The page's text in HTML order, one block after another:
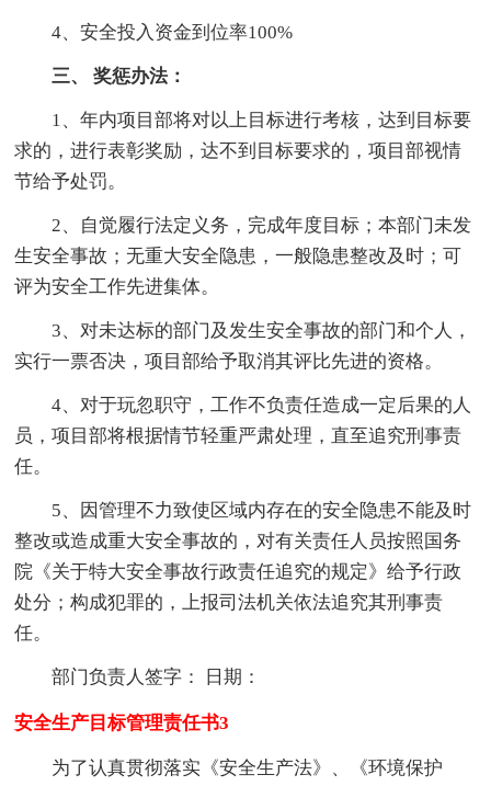
4、安全投入资金到位率100%
三、 奖惩办法：
1、年内项目部将对以上目标进行考核，达到目标要
求的，进行表彰奖励，达不到目标要求的，项目部视情
节给予处罚。
2、自觉履行法定义务，完成年度目标；本部门未发
生安全事故；无重大安全隐患，一般隐患整改及时；可
评为安全工作先进集体。
3、对未达标的部门及发生安全事故的部门和个人，
实行一票否决，项目部给予取消其评比先进的资格。
4、对于玩忽职守，工作不负责任造成一定后果的人
员，项目部将根据情节轻重严肃处理，直至追究刑事责
任。
5、因管理不力致使区域内存在的安全隐患不能及时
整改或造成重大安全事故的，对有关责任人员按照国务
院《关于特大安全事故行政责任追究的规定》给予行政
处分；构成犯罪的，上报司法机关依法追究其刑事责
任。
部门负责人签字： 日期：
安全生产目标管理责任书3
为了认真贯彻落实《安全生产法》、《环境保护